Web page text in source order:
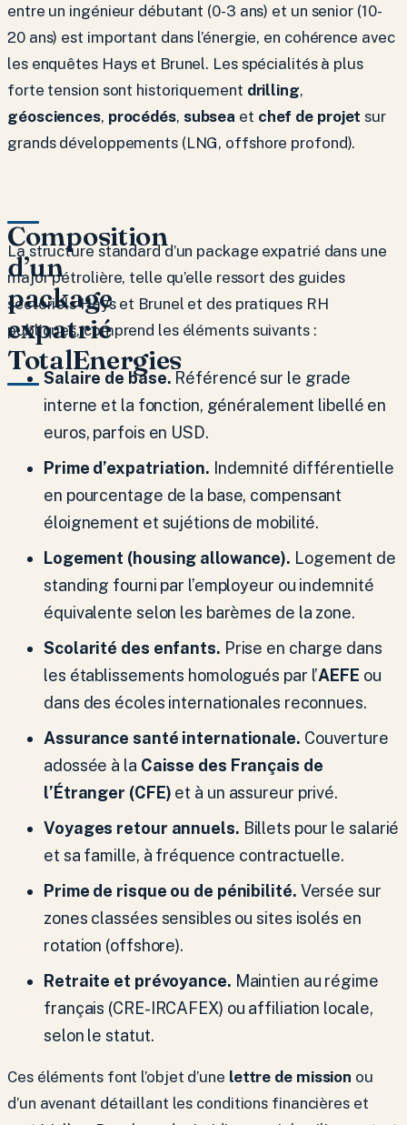
entre un ingénieur débutant (0-3 ans) et un senior (10-
20 ans) est important dans l’énergie, en cohérence avec
les enquêtes Hays et Brunel. Les spécialités à plus
forte tension sont historiquement drilling,
géosciences, procédés, subsea et chef de projet sur
grands développements (LNG, offshore profond).
Composition
d’un
package
expatrié
TotalEnergies
La structure standard d’un package expatrié dans une
major pétrolière, telle qu’elle ressort des guides
sectoriels Hays et Brunel et des pratiques RH
publiques, comprend les éléments suivants :
Salaire de base. Référencé sur le grade
interne et la fonction, généralement libellé en
euros, parfois en USD.
Prime d’expatriation. Indemnité différentielle
en pourcentage de la base, compensant
éloignement et sujétions de mobilité.
Logement (housing allowance). Logement de
standing fourni par l’employeur ou indemnité
équivalente selon les barèmes de la zone.
Scolarité des enfants. Prise en charge dans
les établissements homologués par l’AEFE ou
dans des écoles internationales reconnues.
Assurance santé internationale. Couverture
adossée à la Caisse des Français de
l’Étranger (CFE) et à un assureur privé.
Voyages retour annuels. Billets pour le salarié
et sa famille, à fréquence contractuelle.
Prime de risque ou de pénibilité. Versée sur
zones classées sensibles ou sites isolés en
rotation (offshore).
Retraite et prévoyance. Maintien au régime
français (CRE-IRCAFEX) ou affiliation locale,
selon le statut.
Ces éléments font l’objet d’une lettre de mission ou
d’un avenant détaillant les conditions financières et